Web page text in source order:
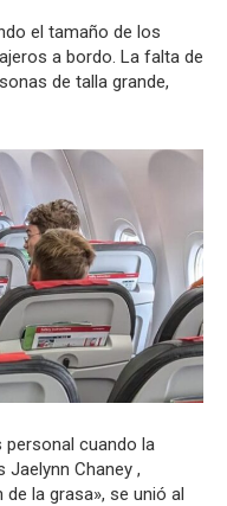
el tamaño de los
a bordo. La falta de
de talla grande,
cuando la
Jaelynn Chaney ,
la grasa», se unió al